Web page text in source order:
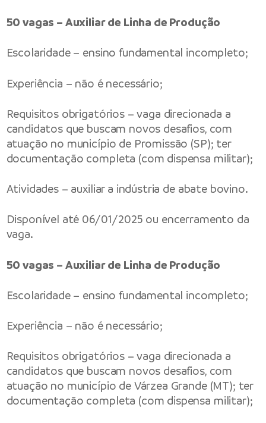
50 vagas – Auxiliar de Linha de Produção
Escolaridade – ensino fundamental incompleto;
Experiência – não é necessário;
Requisitos obrigatórios – vaga direcionada a
candidatos que buscam novos desafios, com
atuação no município de Promissão (SP); ter
documentação completa (com dispensa militar);
Atividades – auxiliar a indústria de abate bovino.
Disponível até 06/01/2025 ou encerramento da
vaga.
50 vagas – Auxiliar de Linha de Produção
Escolaridade – ensino fundamental incompleto;
Experiência – não é necessário;
Requisitos obrigatórios – vaga direcionada a
candidatos que buscam novos desafios, com
atuação no município de Várzea Grande (MT); ter
documentação completa (com dispensa militar);